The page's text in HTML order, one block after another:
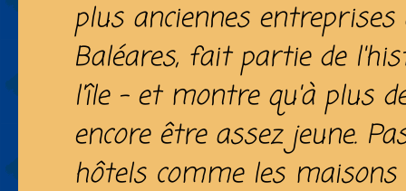
plus anciennes
Baléares, fait partie de
l'île – et montre qu'à plus
encore être assez jeune.
hôtels comme les